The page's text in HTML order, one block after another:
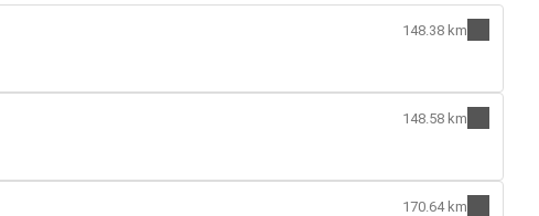
148.38 km
148.58 km
170.64 km